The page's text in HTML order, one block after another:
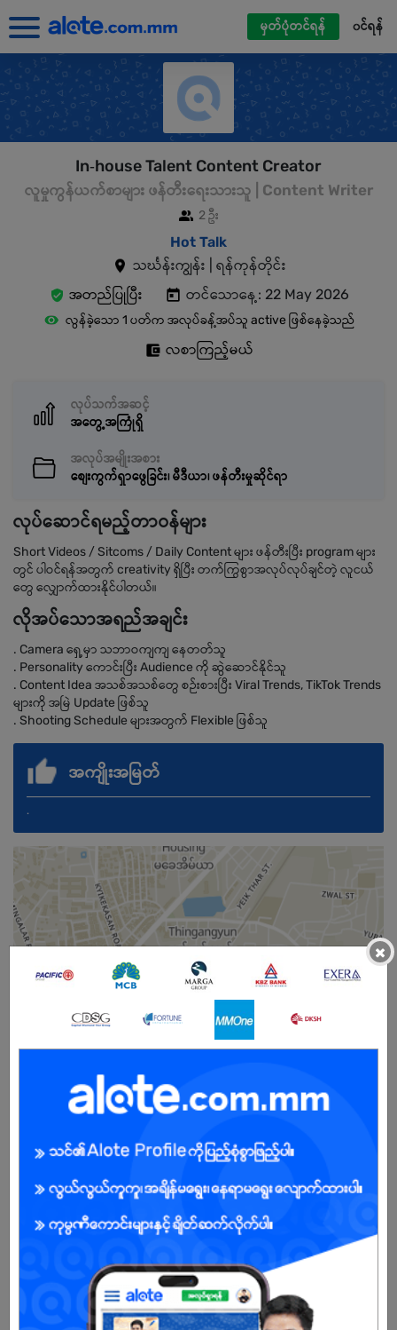
မှတ်ပုံတင်ရန် ၀င်ရန်
In‑house Talent Content Creator
လူမှုကွန်ယက်စာများ ဖန်တီးရေးသားသူ | Content Writer
2 ဦး
Hot Talk
သင်္ဃန်းကျွန်း | ရန်ကုန်တိုင်း
အတည်ပြုပြီး
တင်သောနေ့: 22 May 2026
လွန်ခဲ့သော 1 ပတ်က အလုပ်ခန့်အပ်သူ active ဖြစ်နေခဲ့သည်
လစာကြည့်မယ်
လုပ်သက်အဆင့်
အတွေ့အကြုံရှိ
အလုပ်အမျိုးအစား
စျေးကွက်ရှာဖွေခြင်း၊ မီဒီယာ၊ ဖန်တီးမှုဆိုင်ရာ
လုပ်ဆောင်ရမည့်တာဝန်များ
Short Videos / Sitcoms / Daily Content များ ဖန်တီးပြီး program များ
တွင် ပါဝင်ရန်အတွက် creativity ရှိပြီး တက်ကြွစွာအလုပ်လုပ်ချင်တဲ့ လူငယ်
တွေ လျှောက်ထားနိုင်ပါတယ်။
လိုအပ်သောအရည်အချင်း
. Camera ရှေ့မှာ သဘာဝကျကျ နေတတ်သူ
. Personality ကောင်းပြီး Audience ကို ဆွဲဆောင်နိုင်သူ
. Content Idea အသစ်အသစ်တွေ စဉ်းစားပြီး Viral Trends, TikTok Trends
များကို အမြဲ Update ဖြစ်သူ
. Shooting Schedule များအတွက် Flexible ဖြစ်သူ
အကျိုးအမြတ်
.
အခွင့်အရေးရှိသူ : ကျား/မ
သက်တမ်းကုန်သွားပါပြီ
အကောင့်မရှိသေးဘူးလား?
မှတ်ပုံတင်မယ်
နောက်ထပ်အလားတူအလုပ်များ
×